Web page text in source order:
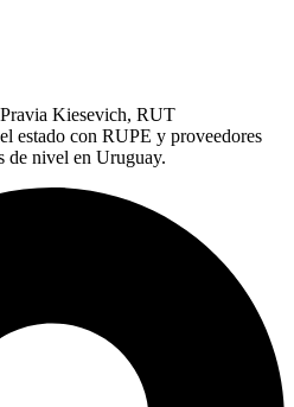
Kiesevich, RUT
estado con RUPE y proveedores
de nivel en Uruguay.